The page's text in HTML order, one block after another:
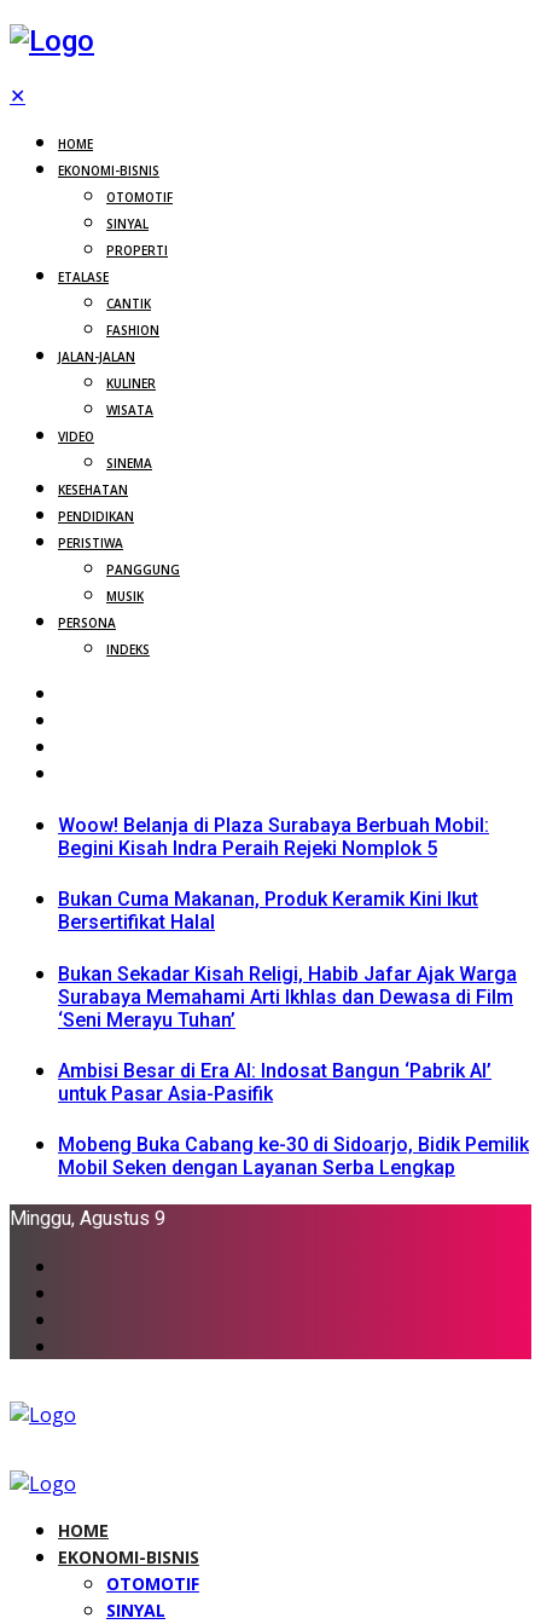
✕
HOME
EKONOMI-BISNIS
OTOMOTIF
SINYAL
PROPERTI
ETALASE
CANTIK
FASHION
JALAN-JALAN
KULINER
WISATA
VIDEO
SINEMA
KESEHATAN
PENDIDIKAN
PERISTIWA
PANGGUNG
MUSIK
PERSONA
INDEKS
Woow! Belanja di Plaza Surabaya Berbuah Mobil:
Begini Kisah Indra Peraih Rejeki Nomplok 5
Bukan Cuma Makanan, Produk Keramik Kini Ikut
Bersertifikat Halal
Bukan Sekadar Kisah Religi, Habib Jafar Ajak Warga
Surabaya Memahami Arti Ikhlas dan Dewasa di Film
‘Seni Merayu Tuhan’
Ambisi Besar di Era AI: Indosat Bangun ‘Pabrik AI’
untuk Pasar Asia-Pasifik
Mobeng Buka Cabang ke-30 di Sidoarjo, Bidik Pemilik
Mobil Seken dengan Layanan Serba Lengkap
Minggu, Agustus 9
HOME
EKONOMI-BISNIS
OTOMOTIF
SINYAL